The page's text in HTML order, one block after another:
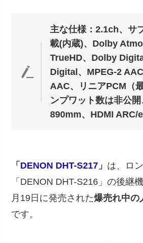
主な仕様：2.1ch、サ
載(内蔵)、Dolby
TrueHD、Dolby
Digital、MPEG-2
AAC、リニアPCM（
ンプワット数は非公
890mm、HDMI ARC/
「 DENON DHT-S217 」 は、ロ
「DENON DHT-S216」の後継
月19日に発売された爆売れ中の
です。